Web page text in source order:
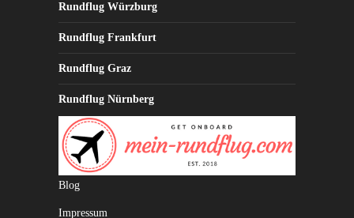
Rundflug Würzburg
Rundflug Frankfurt
Rundflug Graz
Rundflug Nürnberg
Blog
Impressum